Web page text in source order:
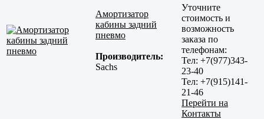
Амортизатор
кабины задний
пневмо
Производитель:
Sachs
Уточните
стоимость и
возможность
заказа по
телефонам:
Тел: +7(977)343-
23-40
Тел: +7(915)141-
21-46
Перейти на
Контакты